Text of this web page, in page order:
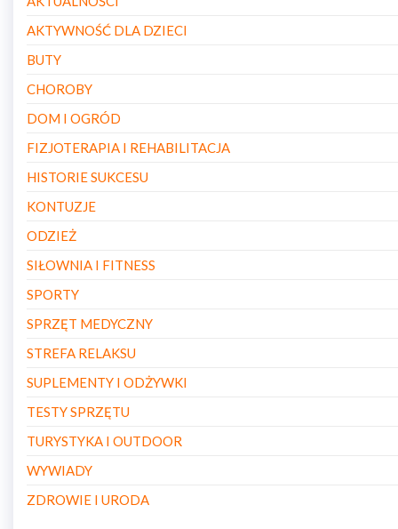
AKTYWNOŚĆ DLA DZIECI
BUTY
CHOROBY
DOM I OGRÓD
FIZJOTERAPIA I REHABILITACJA
HISTORIE SUKCESU
KONTUZJE
ODZIEŻ
SIŁOWNIA I FITNESS
SPORTY
SPRZĘT MEDYCZNY
STREFA RELAKSU
SUPLEMENTY I ODŻYWKI
TESTY SPRZĘTU
TURYSTYKA I OUTDOOR
WYWIADY
ZDROWIE I URODA